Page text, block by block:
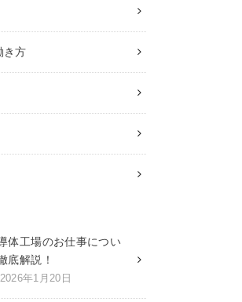
き方
体工場のお仕事につい
底解説！
2026年1月20日